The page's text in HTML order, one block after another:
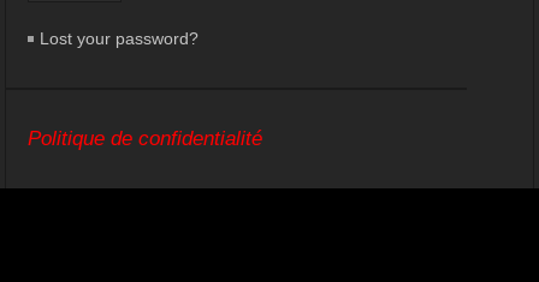
Lost your password?
Politique de confidentialité